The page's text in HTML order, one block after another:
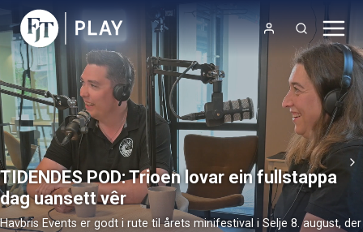
TIDENDES POD: Trioen lovar ein fullstappa
dag uansett vêr
Havbris Events er godt i rute til årets minifestival i Selje 8. august, der